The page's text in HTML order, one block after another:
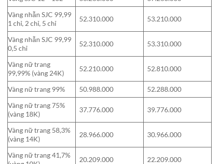
Vàng nhẫn SJC 99,99
1 chỉ, 2 chỉ, 5 chỉ
52.310.000 53.210.000
Vàng nhẫn SJC 99,99
0,5 chỉ
52.310.000 53.310.000
Vàng nữ trang
99,99% (vàng 24K)
52.210.000 52.810.000
Vàng nữ trang 99% 50.988.000
52.288.000
Vàng nữ trang 75%
(vàng 18K)
37.776.000 39.776.000
Vàng nữ trang 58,3%
(vàng 14K)
28.966.000 30.966.000
Vàng nữ trang 41,7%
20.209.000 22.209.000